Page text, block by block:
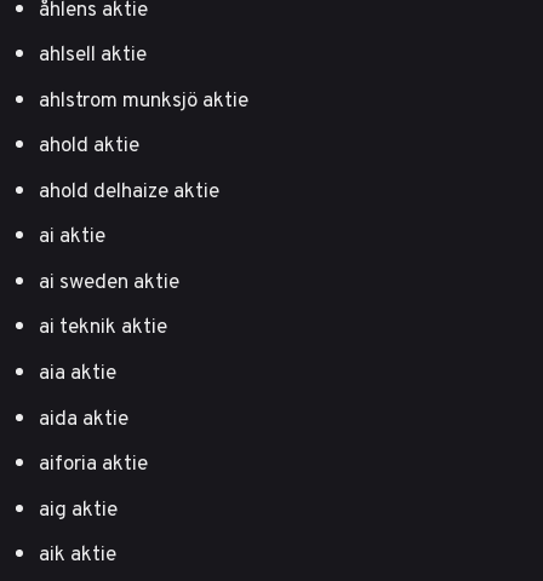
åhlens aktie
ahlsell aktie
ahlstrom munksjö aktie
ahold aktie
ahold delhaize aktie
ai aktie
ai sweden aktie
ai teknik aktie
aia aktie
aida aktie
aiforia aktie
aig aktie
aik aktie